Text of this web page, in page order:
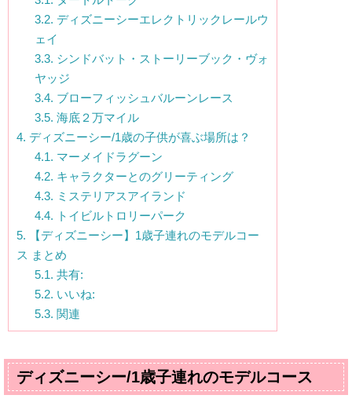
3.2. ディズニーシーエレクトリックレールウ
ェイ
3.3. シンドバット・ストーリーブック・ヴォ
ヤッジ
3.4. ブローフィッシュバルーンレース
3.5. 海底２万マイル
4. ディズニーシー/1歳の子供が喜ぶ場所は？
4.1. マーメイドラグーン
4.2. キャラクターとのグリーティング
4.3. ミステリアスアイランド
4.4. トイビルトロリーパーク
5. 【ディズニーシー】1歳子連れのモデルコー
ス まとめ
5.1. 共有:
5.2. いいね:
5.3. 関連
ディズニーシー/1歳子連れのモデルコース